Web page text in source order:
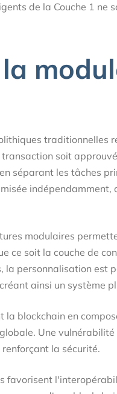
de la Couche 1 ne
traditionnelles
soit
séparant les tâches
modulaires
ce soit la couche de
personnalisation est
ainsi un système
la blockchain en
Une vulnérabilité
la sécurité.
favorisent